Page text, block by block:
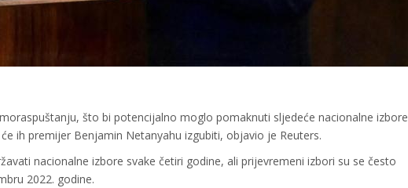
što bi potencijalno moglo pomaknuti sljedeće nacionalne izbore
ih premijer Benjamin Netanyahu izgubiti, objavio je Reuters.
nacionalne izbore svake četiri godine, ali prijevremeni izbori su se često
2022. godine.